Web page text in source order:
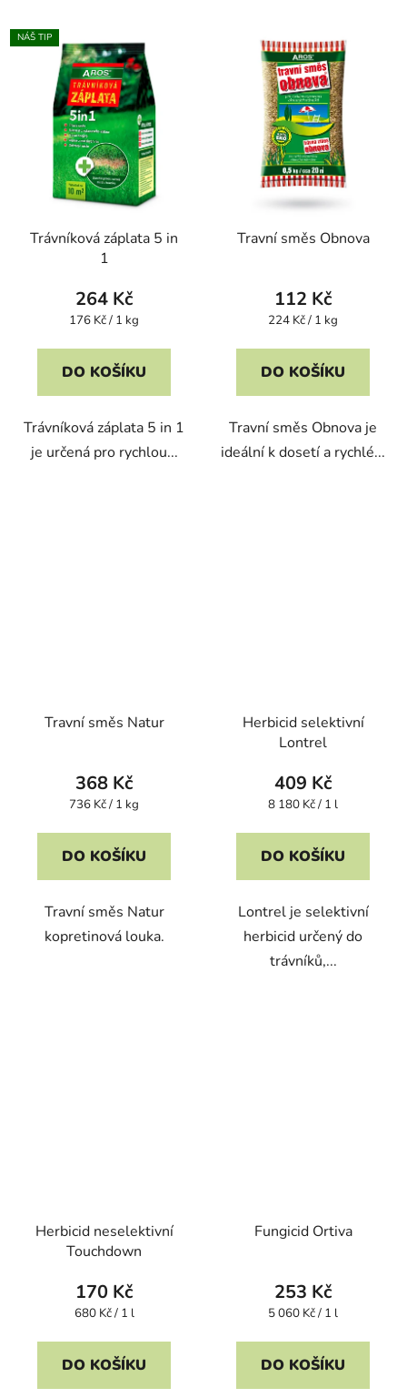
NÁŠ TIP
Trávníková záplata 5 in
1
264 Kč
Měrná
176 Kč / 1 kg
DO KOŠÍKU
Trávníková záplata 5 in 1
je určená pro rychlou...
Travní směs Obnova
112 Kč
Měrná
224 Kč / 1 kg
DO KOŠÍKU
Travní směs Obnova je
ideální k dosetí a rychlé...
Travní směs Natur
368 Kč
Měrná
736 Kč / 1 kg
DO KOŠÍKU
Travní směs Natur
kopretinová louka.
Herbicid selektivní
Lontrel
409 Kč
Měrná
8 180 Kč / 1 l
DO KOŠÍKU
Lontrel je selektivní
herbicid určený do
trávníků,...
Herbicid neselektivní
Touchdown
170 Kč
Měrná
680 Kč / 1 l
DO KOŠÍKU
Fungicid Ortiva
253 Kč
Měrná
5 060 Kč / 1 l
DO KOŠÍKU